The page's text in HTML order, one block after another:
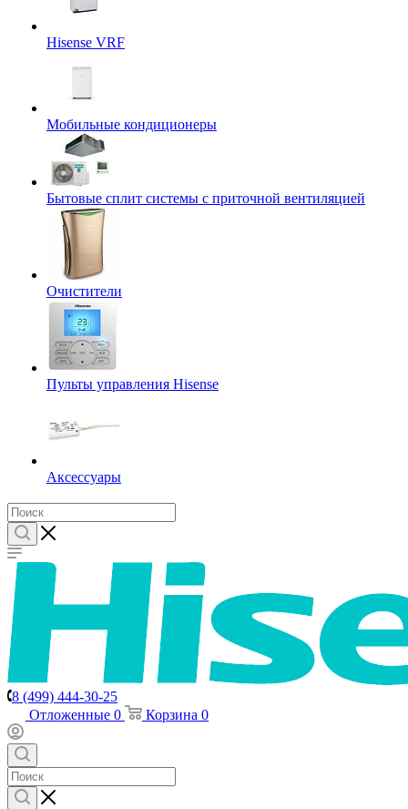
Hisense VRF
Мобильные кондиционеры
Бытовые сплит системы с приточной вентиляцией
Очистители
Пульты управления Hisense
Аксессуары
8 (499) 444-30-25
Отложенные 0 Корзина 0